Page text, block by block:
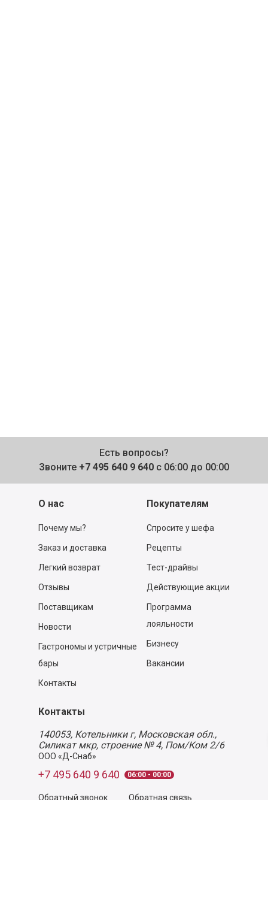
Есть вопросы?
Звоните +7 495 640 9 640 с 06:00 до 00:00
О нас
Почему мы?
Заказ и доставка
Легкий возврат
Отзывы
Поставщикам
Новости
Гастрономы и устричные
бары
Контакты
Покупателям
Спросите у шефа
Рецепты
Тест-драйвы
Действующие акции
Программа
лояльности
Бизнесу
Вакансии
Контакты
140053, Котельники г, Московская обл.,
Силикат мкр, строение № 4, Пом/Ком 2/6
ООО «Д-Снаб»
+7 495 640 9 640 06:00 - 00:00
Обратный звонок Обратная связь